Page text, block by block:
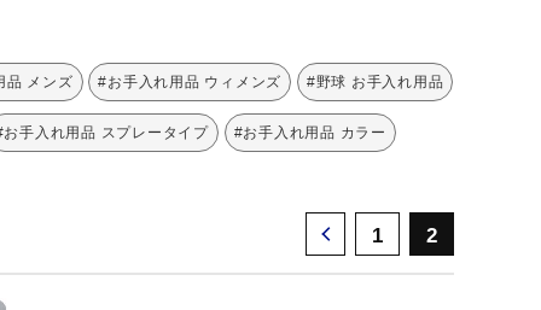
品 メンズ #お手入れ用品 ウィメンズ #野球 お手入れ用品
お手入れ用品 スプレータイプ #お手入れ用品 カラー
1 2